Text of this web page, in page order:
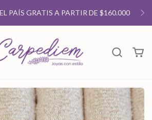
PAÍS GRATIS A PARTIR DE $160.000